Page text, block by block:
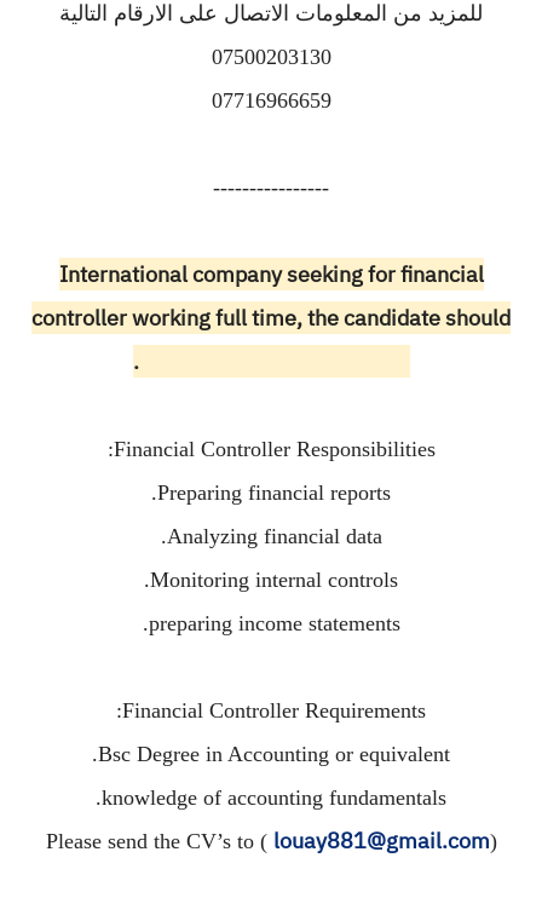
للمزيد من المعلومات الاتصال على الارقام التالية
07500203130
07716966659
----------------
International company seeking for financial
controller working full time, the candidate should
be female living in Baghdad.
Financial Controller Responsibilities:
Preparing financial reports.
Analyzing financial data.
Monitoring internal controls.
preparing income statements.
Financial Controller Requirements:
Bsc Degree in Accounting or equivalent.
knowledge of accounting fundamentals.
Please send the CV’s to ( louay881@gmail.com)